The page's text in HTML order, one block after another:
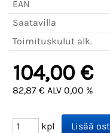
EAN
Saatavilla
Toimituskulut alk.
104,00 €
82,87 € ALV 0,00 %
kpl